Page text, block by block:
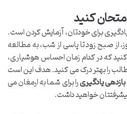
کنید
برای خودتان، آزمایش کردن است.
صبح زود تا پاسی از شب، به مطالعه
کنید که در کدام زمان احساس هوشیاری،
را بهتر درک می کنید. هدف این است
بازدهی یادگیریرا برای شما به ارمغان می
خواهید داشت.